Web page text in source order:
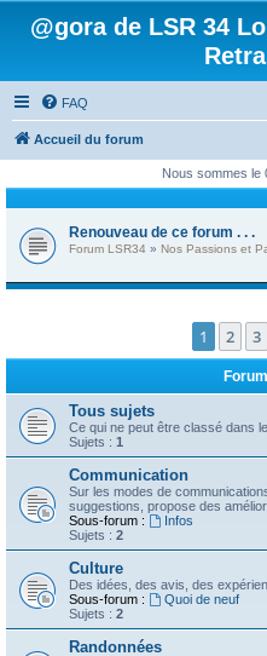
@gora de LSR 34
FAQ
Accueil du forum
Nous sommes le
Renouveau de ce forum . . .
Forum LSR34 » Nos Passions et
1 2 3
Tous sujets
Ce qui ne peut être classé dans
Sujets : 1
Communication
Sur les modes de
suggestions, propose des
Sous-forum :
Infos
Sujets : 2
Culture
Des idées, des avis, des
Sous-forum :
Quoi de neuf
Sujets : 2
Randonnées